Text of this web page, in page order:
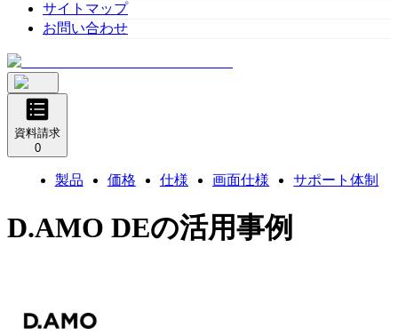
サイトマップ
お問い合わせ
資料請求
0
製品 価格 仕様 画面仕様 サポート体制
D.AMO DEの活用事例